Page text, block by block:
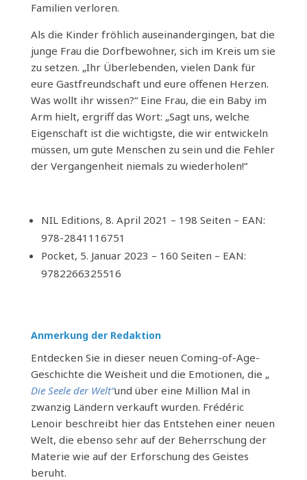
Familien verloren.
Als die Kinder fröhlich auseinandergingen, bat die
junge Frau die Dorfbewohner, sich im Kreis um sie
zu setzen. „Ihr Überlebenden, vielen Dank für
eure Gastfreundschaft und eure offenen Herzen.
Was wollt ihr wissen?“ Eine Frau, die ein Baby im
Arm hielt, ergriff das Wort: „Sagt uns, welche
Eigenschaft ist die wichtigste, die wir entwickeln
müssen, um gute Menschen zu sein und die Fehler
der Vergangenheit niemals zu wiederholen!“
NIL Editions, 8. April 2021 – 198 Seiten – EAN:
978-2841116751
Pocket, 5. Januar 2023 – 160 Seiten – EAN:
9782266325516
Anmerkung der Redaktion
Entdecken Sie in dieser neuen Coming-of-Age-
Geschichte die Weisheit und die Emotionen, die „
Die Seele der Welt“und über eine Million Mal in
zwanzig Ländern verkauft wurden. Frédéric
Lenoir beschreibt hier das Entstehen einer neuen
Welt, die ebenso sehr auf der Beherrschung der
Materie wie auf der Erforschung des Geistes
beruht.